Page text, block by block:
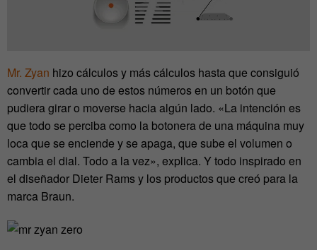
Mr. Zyan hizo cálculos y más cálculos hasta que consiguió
convertir cada uno de estos números en un botón que
pudiera girar o moverse hacia algún lado. «La intención es
que todo se perciba como la botonera de una máquina muy
loca que se enciende y se apaga, que sube el volumen o
cambia el dial. Todo a la vez», explica. Y todo inspirado en
el diseñador Dieter Rams y los productos que creó para la
marca Braun.